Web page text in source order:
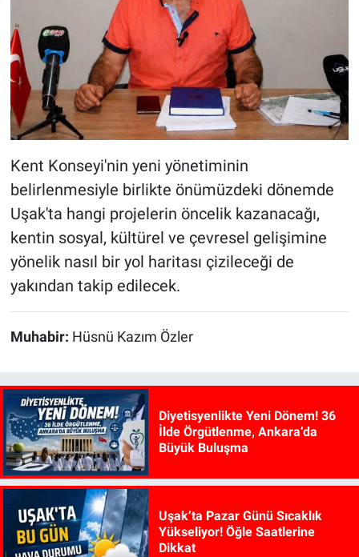
Kent Konseyi'nin yeni yönetiminin
belirlenmesiyle birlikte önümüzdeki dönemde
Uşak'ta hangi projelerin öncelik kazanacağı,
kentin sosyal, kültürel ve çevresel gelişimine
yönelik nasıl bir yol haritası çizileceği de
yakından takip edilecek.
Muhabir: Hüsnü Kazım Özler
Diyetisyenlikte Yeni Dönem! 36
İlde Örgütlenme, Ankara’da
Büyük Buluşma
Uşak’ta Pazar Günü Sıcaklık
Yükseliyor! Öğle Saatlerine
Dikkat